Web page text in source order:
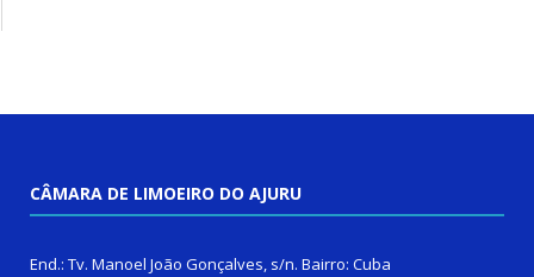
CÂMARA DE LIMOEIRO DO AJURU
End.: Tv. Manoel João Gonçalves, s/n. Bairro: Cuba